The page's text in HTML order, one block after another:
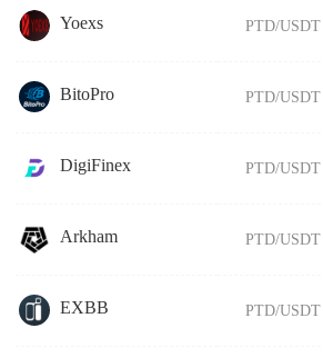
Yoexs PTD/USDT
BitoPro PTD/USDT
DigiFinex PTD/USDT
Arkham PTD/USDT
EXBB PTD/USDT